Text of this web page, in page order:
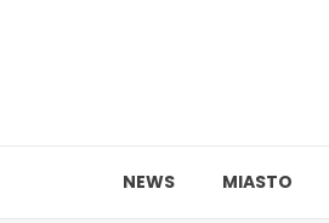
NEWS MIASTO